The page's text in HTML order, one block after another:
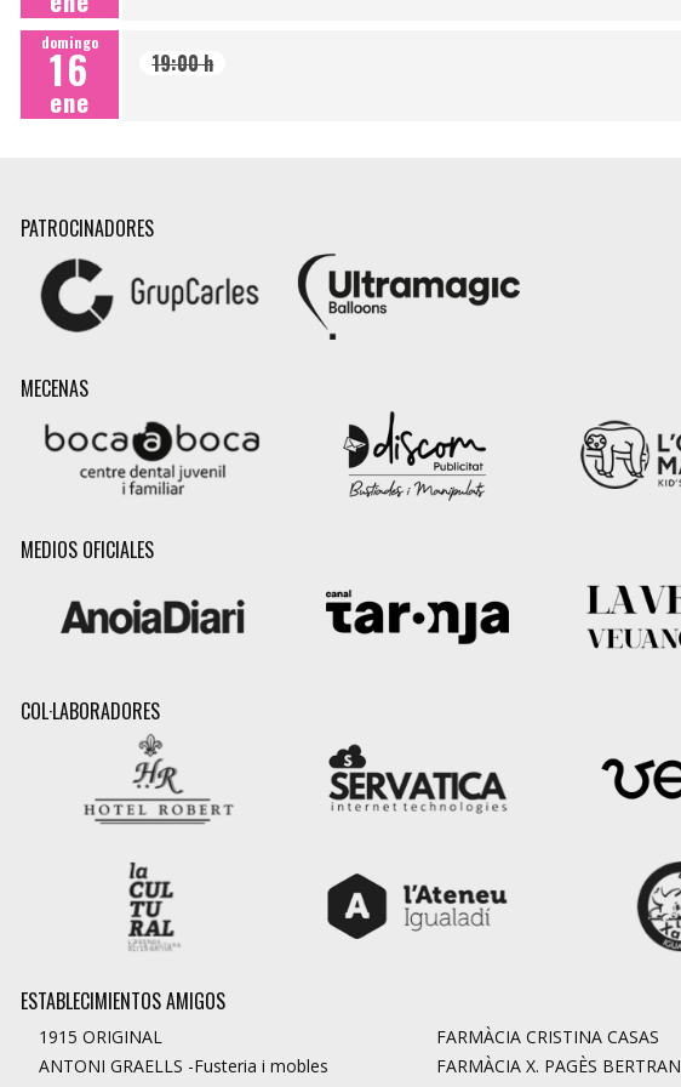
domingo
16
ene
19:00 h
PATROCINADORES
MECENAS
MEDIOS OFICIALES
COL·LABORADORES
ESTABLECIMIENTOS AMIGOS
1915 ORIGINAL
ANTONI GRAELLS -Fusteria i mobles
FARMÀCIA CRISTINA CASAS
FARMÀCIA X. PAGÈS BERTRAN